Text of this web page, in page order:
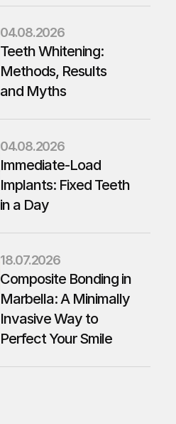
04.08.2026
Teeth Whitening:
Methods, Results
and Myths
04.08.2026
Immediate-Load
Implants: Fixed Teeth
in a Day
18.07.2026
Composite Bonding in
Marbella: A Minimally
Invasive Way to
Perfect Your Smile